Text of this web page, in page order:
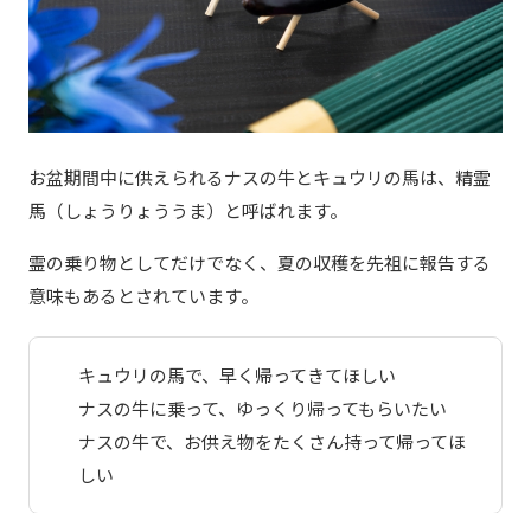
お盆期間中に供えられるナスの牛とキュウリの馬は、精霊
馬（しょうりょううま）と呼ばれます。
霊の乗り物としてだけでなく、夏の収穫を先祖に報告する
意味もあるとされています。
キュウリの馬で、早く帰ってきてほしい
ナスの牛に乗って、ゆっくり帰ってもらいたい
ナスの牛で、お供え物をたくさん持って帰ってほ
しい